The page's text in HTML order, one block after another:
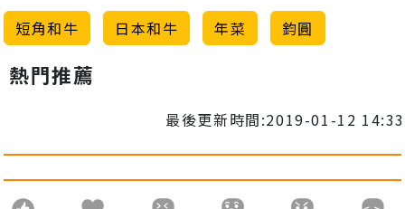
短角和牛 日本和牛 年菜 鈞圓
熱門推薦
最後更新時間:2019-01-12 14:33